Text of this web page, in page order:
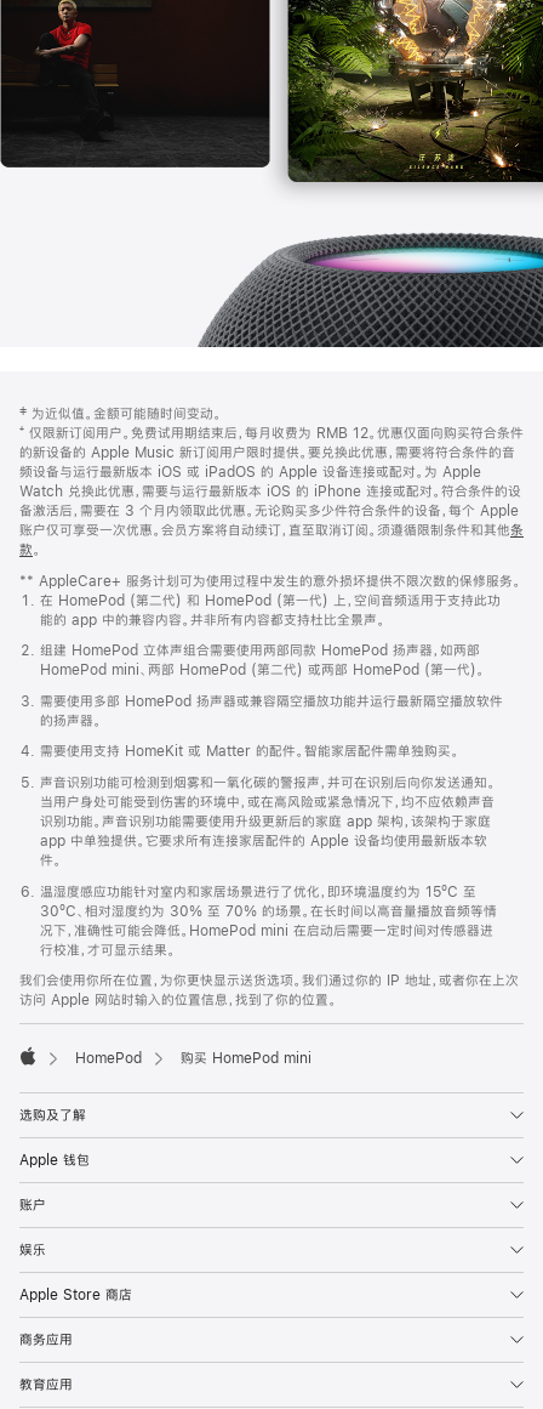
页
页
脚
注
‡ 为近似值。金额可能随时间变动。
⁺ 仅限新订阅用户。免费试用期结束后，每月收费为 RMB 12。优惠仅面向购买符合条件
的新设备的 Apple Music 新订阅用户限时提供。要兑换此优惠，需要将符合条件的音
频设备与运行最新版本 iOS 或 iPadOS 的 Apple 设备连接或配对。为 Apple
Watch 兑换此优惠，需要与运行最新版本 iOS 的 iPhone 连接或配对。符合条件的设
备激活后，需要在 3 个月内领取此优惠。无论购买多少件符合条件的设备，每个 Apple
账户仅可享受一次优惠。会员方案将自动续订，直至取消订阅。须遵循限制条件和其他条
款。
窗
口
中
打
开)
** AppleCare+ 服务计划可为使用过程中发生的意外损坏提供不限次数的保修服务。
在 HomePod (第二代) 和 HomePod (第一代) 上，空间音频适用于支持此功
能的 app 中的兼容内容。并非所有内容都支持杜比全景声。
组建 HomePod 立体声组合需要使用两部同款 HomePod 扬声器，如两部
HomePod mini、两部 HomePod (第二代) 或两部 HomePod (第一代)。
需要使用多部 HomePod 扬声器或兼容隔空播放功能并运行最新隔空播放软件
的扬声器。
需要使用支持 HomeKit 或 Matter 的配件。智能家居配件需单独购买。
声音识别功能可检测到烟雾和一氧化碳的警报声，并可在识别后向你发送通知。
当用户身处可能受到伤害的环境中，或在高风险或紧急情况下，均不应依赖声音
识别功能。声音识别功能需要使用升级更新后的家庭 app 架构，该架构于家庭
app 中单独提供。它要求所有连接家居配件的 Apple 设备均使用最新版本软
件。
温湿度感应功能针对室内和家居场景进行了优化，即环境温度约为 15ºC 至
30ºC、相对湿度约为 30% 至 70% 的场景。在长时间以高音量播放音频等情
况下，准确性可能会降低。HomePod mini 在启动后需要一定时间对传感器进
行校准，才可显示结果。
我们会使用你所在位置，为你更快显示送货选项。我们通过你的 IP 地址，或者你在上次
访问 Apple 网站时输入的位置信息，找到了你的位置。
HomePod 购买 HomePod mini
选购及了解
Apple 钱包
账户
娱乐
Apple Store 商店
商务应用
教育应用